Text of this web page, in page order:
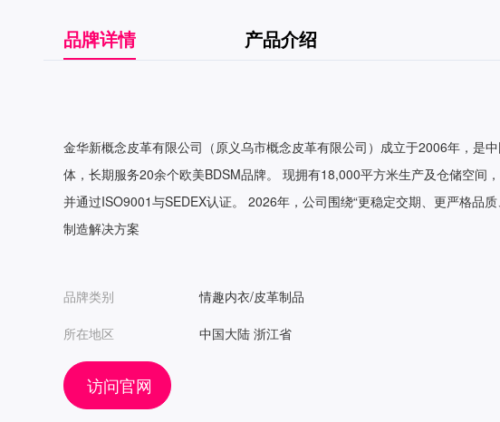
品牌详情 产品介绍
金华新概念皮革有限公司（原义乌市概念皮革有限公司）成立于2006年，是
体，长期服务20余个欧美BDSM品牌。 现拥有18,000平方米生产及仓储空间
并通过ISO9001与SEDEX认证。 2026年，公司围绕“更稳定交期、更严格品
制造解决方案
品牌类别 情趣内衣/皮革制品
所在地区 中国大陆 浙江省
访问官网